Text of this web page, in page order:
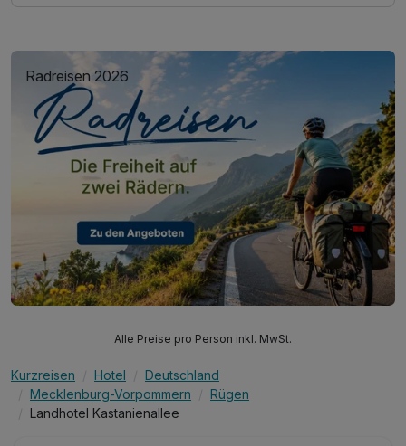
Radreisen 2026
Alle Preise pro Person inkl. MwSt.
Kurzreisen Hotel
Deutschland
Mecklenburg-Vorpommern
Rügen
Landhotel Kastanienallee